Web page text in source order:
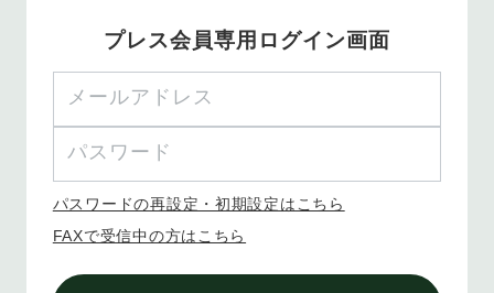
プレス会員専用ログイン画面
パスワードの再設定・初期設定はこちら
FAXで受信中の方はこちら